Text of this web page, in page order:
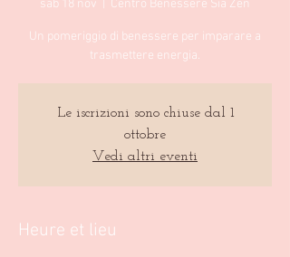
sab 18 nov Centro Benessere Sia Zen
Un pomeriggio di benessere per imparare a
trasmettere energia.
Le iscrizioni sono chiuse dal 1
ottobre
Vedi altri eventi
Heure et lieu